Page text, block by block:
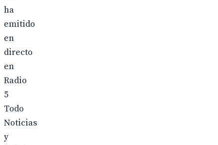
ha
emitido
en
directo
en
Radio
5
Todo
Noticias
y